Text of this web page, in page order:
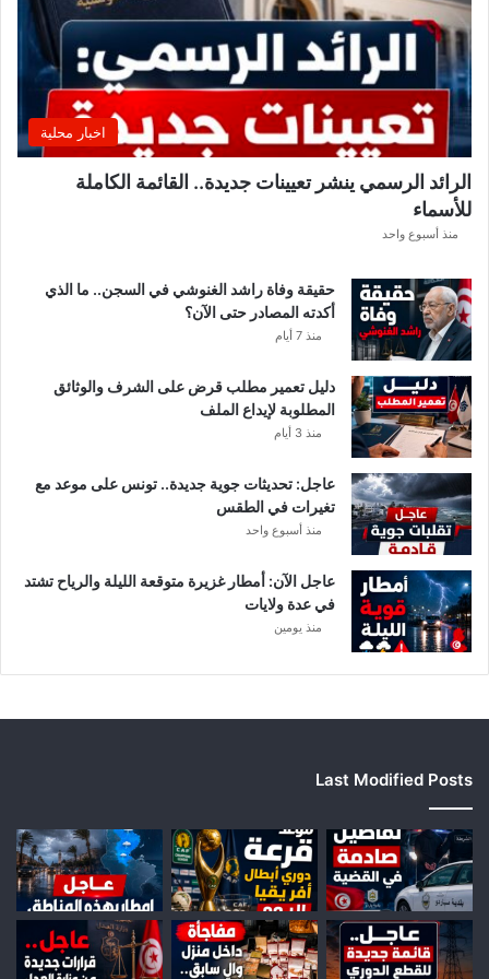
ر
ة
ب
ل
د
ي
ة
ا
ر
ب
ع
د
إ
ي
ق
ا
ف
ا
م
ش
ت
ب
ه
ب
ه
اخبار محلية
الرائد الرسمي ينشر تعيينات جديدة.. القائمة الكاملة
للأسماء
منذ أسبوع واحد
حقيقة وفاة راشد الغنوشي في السجن.. ما الذي
أكدته المصادر حتى الآن؟
منذ 7 أيام
دليل تعمير مطلب قرض على الشرف والوثائق
المطلوبة لإيداع الملف
منذ 3 أيام
عاجل: تحديثات جوية جديدة.. تونس على موعد مع
تغيرات في الطقس
منذ أسبوع واحد
عاجل الآن: أمطار غزيرة متوقعة الليلة والرياح تشتد
في عدة ولايات
منذ يومين
Last Modified Posts